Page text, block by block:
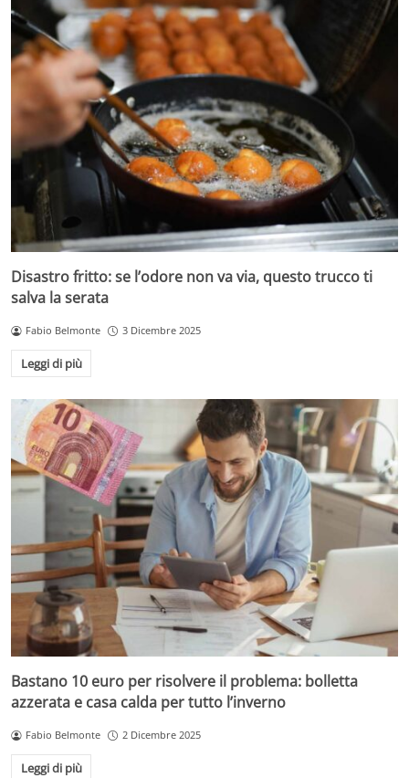
Disastro fritto: se l’odore non va via, questo trucco ti
salva la serata
Fabio Belmonte 3 Dicembre 2025
Leggi di più
Bastano 10 euro per risolvere il problema: bolletta
azzerata e casa calda per tutto l’inverno
Fabio Belmonte 2 Dicembre 2025
Leggi di più